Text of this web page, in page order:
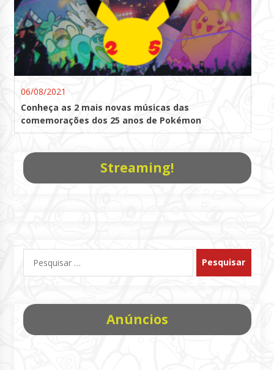
06/08/2021
Conheça as 2 mais novas músicas das
comemorações dos 25 anos de Pokémon
Streaming!
por:
Anúncios